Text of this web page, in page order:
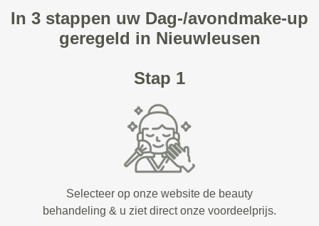
In 3 stappen uw Dag-/avondmake-up
geregeld in Nieuwleusen
Stap 1
Selecteer op onze website de beauty
behandeling & u ziet direct onze voordeelprijs.